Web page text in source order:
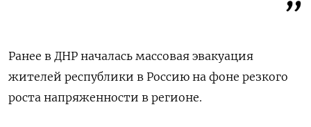
Ранее в ДНР началась массовая эвакуация
жителей республики в Россию на фоне резкого
роста напряженности в регионе.